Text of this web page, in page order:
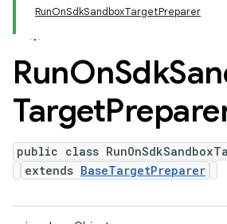
RunOnSdkSandboxTargetPreparer
RunOnSdk
Target
public class
extends BaseTargetPreparer